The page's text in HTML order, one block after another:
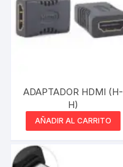
ADAPTADOR HDMI (H-
H)
AÑADIR AL CARRITO